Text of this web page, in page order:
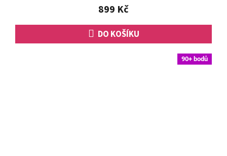
5
hvězdiček.
899 Kč
DO KOŠÍKU
90+ bodů